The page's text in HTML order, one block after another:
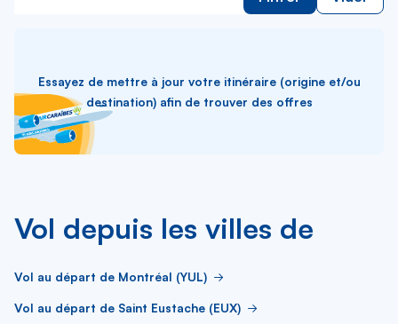
Essayez de mettre à jour votre itinéraire (origine et/ou
destination) afin de trouver des offres
Vol depuis les villes de
Vol au départ de Montréal (YUL)
Vol au départ de Saint Eustache (EUX)